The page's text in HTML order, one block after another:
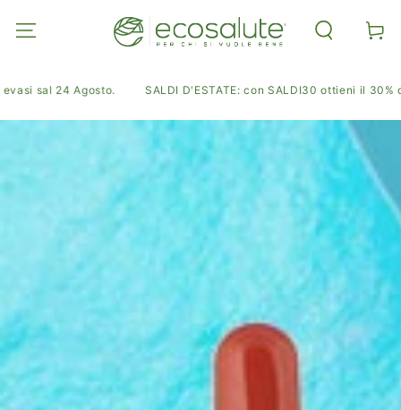
CONTENUTO
Carello
24 Agosto. SALDI D'ESTATE: con SALDI30 ottieni il 30% di